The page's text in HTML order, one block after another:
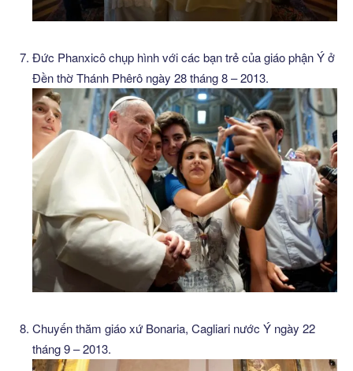
Đức Phanxicô chụp hình với các bạn trẻ của giáo phận Ý ở
Đền thờ Thánh Phêrô ngày 28 tháng 8 – 2013.
Chuyến thăm giáo xứ Bonaria, Cagliari nước Ý ngày 22
tháng 9 – 2013.